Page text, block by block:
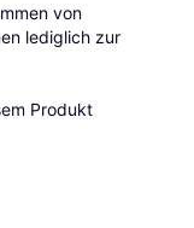
von
lediglich zur
Produkt